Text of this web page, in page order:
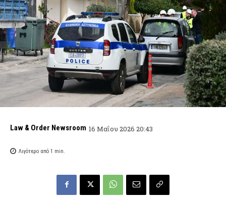
Law & Order Newsroom 16 Μαΐου 2026 20:43
Λιγότερο από 1 min.